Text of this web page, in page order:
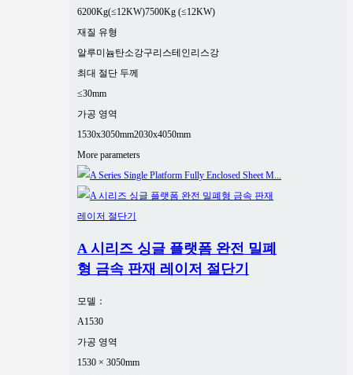
6200Kg(≤12KW)7500Kg (≤12KW)
재질 유형
알루미늄탄소강구리스테인리스강
최대 절단 두께
≤30mm
가공 영역
1530x3050mm2030x4050mm
More parameters
A 시리즈 싱글 플랫폼 완전 밀폐
형 금속 판재 레이저 절단기
모델：
A1530
가공 영역
1530 × 3050mm